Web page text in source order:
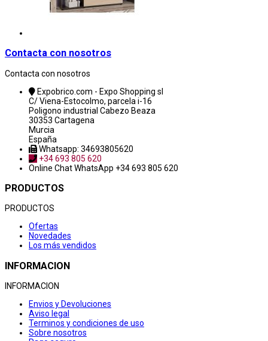
Contacta con nosotros
Contacta con nosotros
Expobrico.com - Expo Shopping sl
C/ Viena-Estocolmo, parcela i-16
Poligono industrial Cabezo Beaza
30353 Cartagena
Murcia
España
Whatsapp: 34693805620
+34 693 805 620
Online ChatWhatsApp +34 693 805 620
PRODUCTOS
PRODUCTOS
Ofertas
Novedades
Los más vendidos
INFORMACION
INFORMACION
Envios y Devoluciones
Aviso legal
Terminos y condiciones de uso
Sobre nosotros